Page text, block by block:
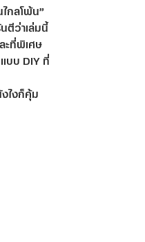
กลโพ้น”
ตีว่าเล่มนี้
ะที่พิเศษ
บบ DIY ที่
ไงก็คุ้ม